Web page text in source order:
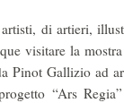
di artieri,
visitare la
Pinot Gallizio ad
“Ars Regia”